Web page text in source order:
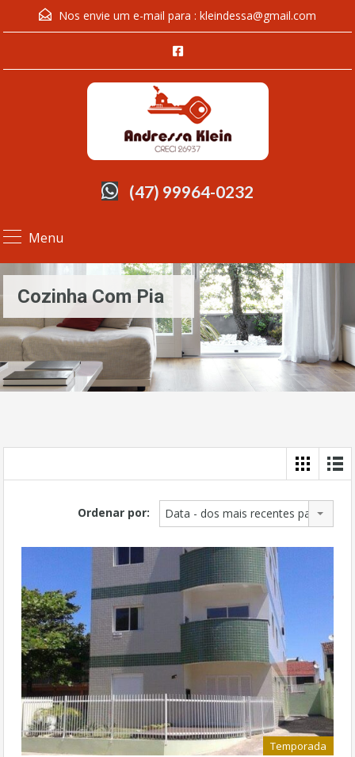
Nos envie um e-mail para : kleindessa@gmail.com
(47) 99964-0232
Menu
Cozinha Com Pia
Ordenar por: Data - dos mais recentes para os
Temporada